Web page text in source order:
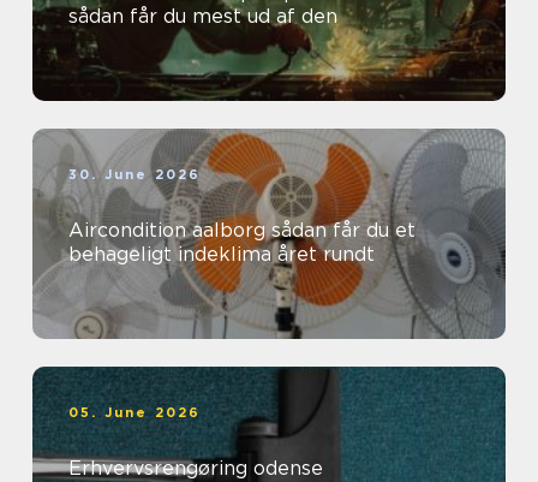
sådan får du mest ud af den
30. June 2026
Aircondition aalborg sådan får du et
behageligt indeklima året rundt
05. June 2026
Erhvervsrengøring odense